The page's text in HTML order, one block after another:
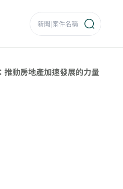
推動房地產加速發展的力量